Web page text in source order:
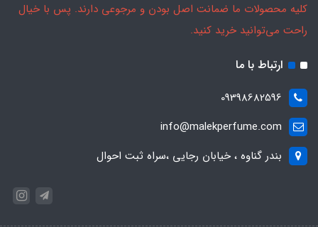
کلیه محصولات ما ضمانت اصل بودن و مرجوعی دارند. پس با خیال
راحت می‌توانید خرید کنید.
ارتباط با ما
09398682596
info@malekperfume.com
بندر گناوه ، خیابان رجایی ،سراه ثبت احوال